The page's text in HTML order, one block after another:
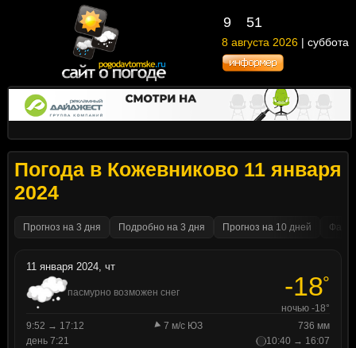
9 51
8 августа 2026 | суббота
Погода в Кожевниково 11 января
2024
Прогноз на 3 дня Подробно на 3 дня Прогноз на 10 дней
11 января 2024, чт
пасмурно возможен снег -18°
ночью -18°
9:52 → 17:12
7 м/с ЮЗ
736 мм
день 7:21
10:40 → 16:07